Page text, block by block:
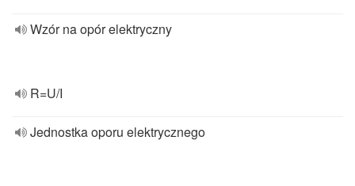
Wzór na opór elektryczny
R=U/I
Jednostka oporu elektrycznego